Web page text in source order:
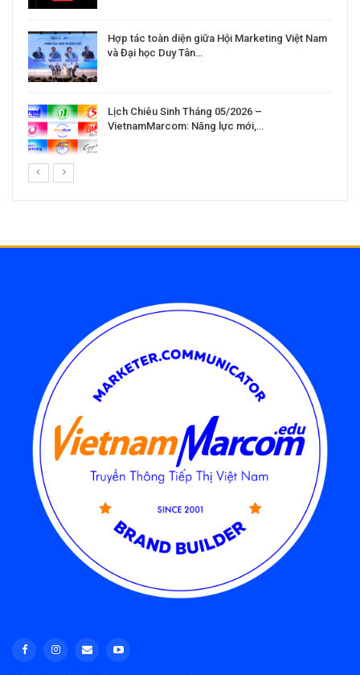
Hợp tác toàn diện giữa Hội Marketing Việt Nam
và Đại học Duy Tân…
Lịch Chiêu Sinh Tháng 05/2026 –
VietnamMarcom: Năng lực mới,…